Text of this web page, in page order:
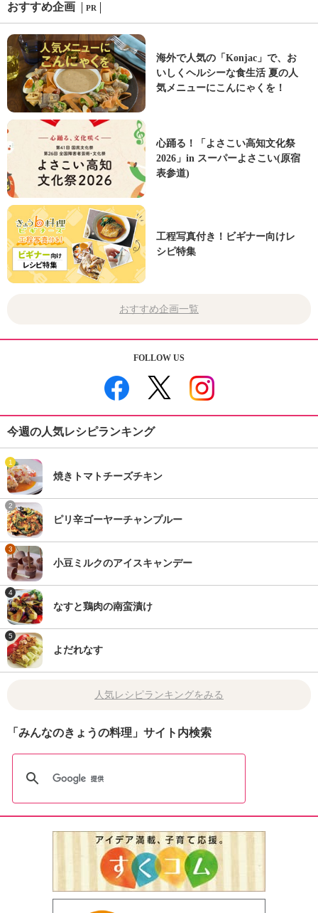
おすすめ企画 PR
海外で人気の「Konjac」で、お
いしくヘルシーな食生活 夏の人
気メニューにこんにゃくを！
心踊る！「よさこい高知文化祭
2026」in スーパーよさこい(原宿
表参道)
工程写真付き！ビギナー向けレ
シピ特集
おすすめ企画一覧
FOLLOW US
今週の人気レシピランキング
1
焼きトマトチーズチキン
2
ピリ辛ゴーヤーチャンプルー
3
小豆ミルクのアイスキャンデー
4
なすと鶏肉の南蛮漬け
5
よだれなす
人気レシピランキングをみる
「みんなのきょうの料理」サイト内検索